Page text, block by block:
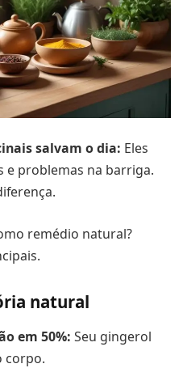
salvam o dia: Eles
e problemas na barriga.
remédio natural?
natural
em 50%: Seu gingerol
corpo.